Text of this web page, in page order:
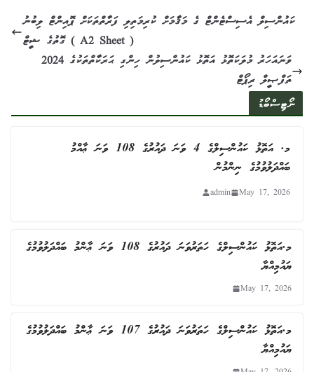
ކައުންސިލް އެސިސްޓެންޓް ގެ މަޤާމަށް ކުރިމަތިލި ފަރާތްތަކަށް ޕޮއިންޓް ލިބުނު
ގޮތުގެ ޝީޓް ( A2 Sheet )
2024 ވަނައަހަރު މުލަކަތޮޅު އަތޮޅު ކައުންސިލުން ހިންގި ޙަރަކާތްތަކުގެ
ތަފްޞީލް ރިޕޯޓް
ނޯޓިސްބޯޑު
މ. އަތޮޅު ކައުންސިލްގެ 4 ވަނަ ދައުރުގެ 108 ވަނަ ޢާއްމު
ބައްދަލުވުމުގެ ނިންމުން
May 17, 2026
admin
މ.އަތޮޅު ކައުންސިލްގެ ހަތަރުވަނަ ދައުރުގެ 108 ވަނަ ޢާންމު ބައްދަލުވުމުގެ
ޔައުމިއްޔާ
May 17, 2026
މ.އަތޮޅު ކައުންސިލްގެ ހަތަރުވަނަ ދައުރުގެ 107 ވަނަ ޢާންމު ބައްދަލުވުމުގެ
ޔައުމިއްޔާ